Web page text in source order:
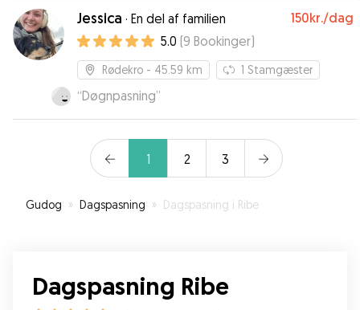
med billeder undervejs. Vil anbefale Hanne til
alle der skal have passet hund.
Jessica · En del af familien 150kr./dag
5.0 (9 Bookinger)
Rødekro - 45.59 km 1 Stamgæster
“Døgnpasning”
1 2 3
Gudog » Dagspasning » Dagspasning i Ribe
Dagspasning Ribe